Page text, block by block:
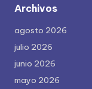
Archivos
agosto 2026
julio 2026
junio 2026
mayo 2026